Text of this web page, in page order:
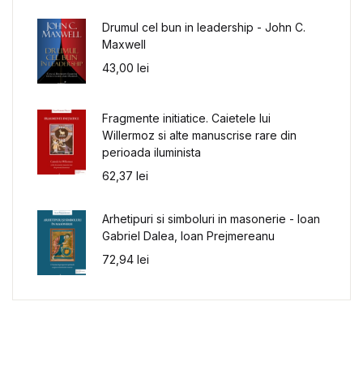
Drumul cel bun in leadership - John C.
Maxwell
43,00 lei
Fragmente initiatice. Caietele lui
Willermoz si alte manuscrise rare din
perioada iluminista
62,37 lei
Arhetipuri si simboluri in masonerie - Ioan
Gabriel Dalea, Ioan Prejmereanu
72,94 lei